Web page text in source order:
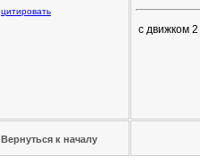
цитировать
с движком
Вернуться к началу